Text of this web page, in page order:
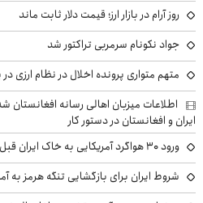
روز آرام در بازار ارز؛ قیمت دلار ثابت ماند
جواد نکونام سرمربی تراکتور شد
متهم متواری پرونده اخلال در نظام ارزی
اطلاعات میزبان اهالی رسانه
ایران و افغانستان در دستور کار
ورود ۳۰ هواگرد آمریکایی به خاک ایران قبل از حمله به بیت رهبری؟
شروط ایران برای بازگشایی تنگه هرمز به